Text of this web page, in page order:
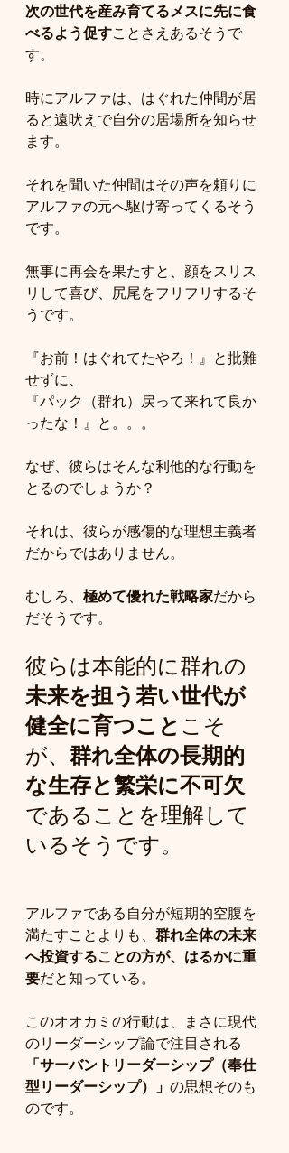
次の世代を産み育てるメスに先に食
べるよう促すことさえあるそうで
す。
時にアルファは、はぐれた仲間が居
ると遠吠えで自分の居場所を知らせ
ます。
それを聞いた仲間はその声を頼りに
アルファの元へ駆け寄ってくるそう
です。
無事に再会を果たすと、顔をスリス
リして喜び、尻尾をフリフリするそ
うです。
『お前！はぐれてたやろ！』と批難
せずに、
『パック（群れ）戻って来れて良か
ったな！』と。。。
なぜ、彼らはそんな利他的な行動を
とるのでしょうか？
それは、彼らが感傷的な理想主義者
だからではありません。
むしろ、 極めて優れた戦略家だから
だそうです。
彼らは本能的に群れの
未来を担う若い世代が
健全に育つこと こそ
が、 群れ全体の長期的
な生存と繁栄に不可欠
であることを理解して
いるそうです。
アルファである自分が短期的空腹を
満たすことよりも、 群れ全体の未来
へ投資することの方が、はるかに重
要だと知っている。
このオオカミの行動は、まさに現代
のリーダーシップ論で注目される
「サーバントリーダーシップ（奉仕
型リーダーシップ）」 の思想そのも
のです。